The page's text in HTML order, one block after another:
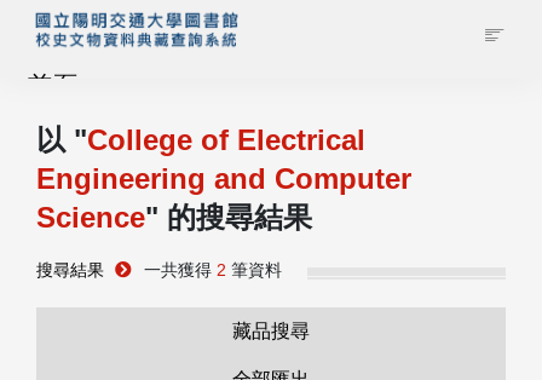
首頁
藏品查詢
校史館簡介
藏品清單全覽
以 "College of Electrical
Engineering and Computer
Science" 的搜尋結果
搜尋結果 一共獲得 2 筆資料
藏品搜尋